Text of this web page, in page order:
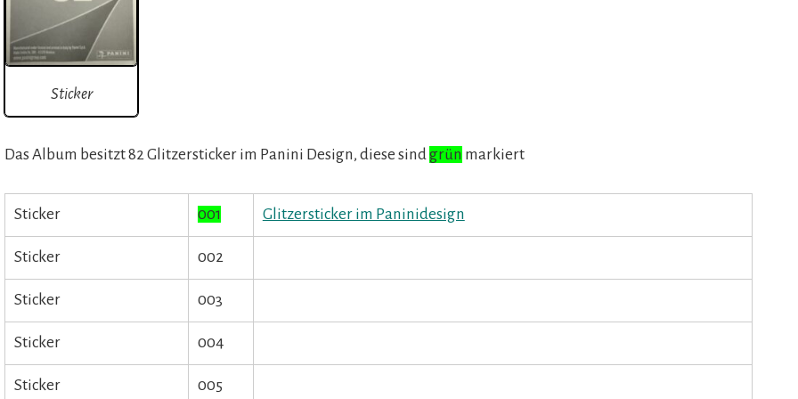
Sticker
Das Album besitzt 82 Glitzersticker im Panini Design, diese sindgrün markiert
Sticker 001 Glitzersticker im Paninidesign
Sticker 002
Sticker 003
Sticker 004
Sticker 005